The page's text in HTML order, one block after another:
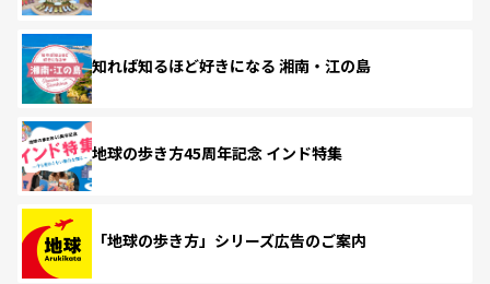
知れば知るほど好きになる 湘南・江の島
地球の歩き方45周年記念 インド特集
「地球の歩き方」シリーズ広告のご案内